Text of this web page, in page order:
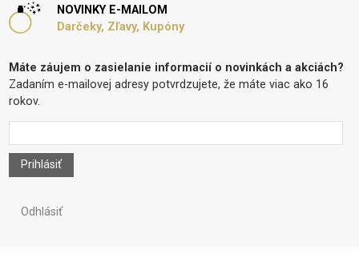
NOVINKY E-MAILOM
Darčeky, Zľavy, Kupóny
Máte záujem o zasielanie informacií o novinkách a akciách?
Zadaním e-mailovej adresy potvrdzujete, že máte viac ako 16
rokov.
Prihlásiť
Odhlásiť